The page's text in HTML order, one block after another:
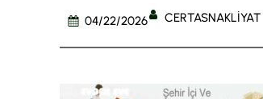
04/22/2026 CERTASNAKLIYAT